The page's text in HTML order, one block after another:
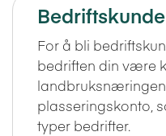
For å bli
bedriften din være
plasseringskonto,
typer bedrifter.